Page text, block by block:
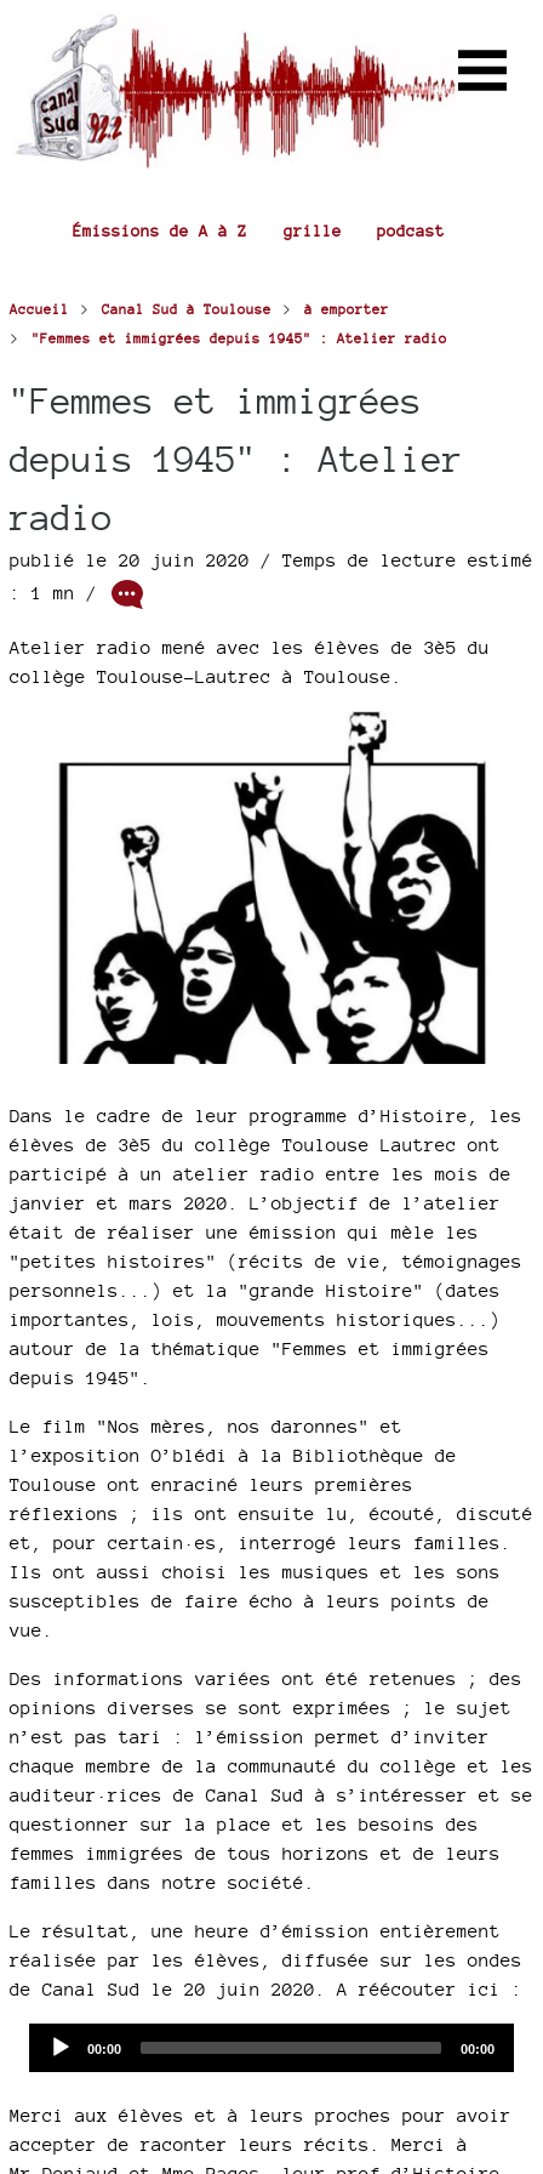
Émissions de A à Z grille podcast
Accueil > Canal Sud à Toulouse > à emporter
> "Femmes et immigrées depuis 1945" : Atelier radio
"Femmes et immigrées
depuis 1945" : Atelier
radio
publié le 20 juin 2020 / Temps de lecture estimé
: 1 mn /
Atelier radio mené avec les élèves de 3è5 du
collège Toulouse-Lautrec à Toulouse.
Dans le cadre de leur programme d’Histoire, les
élèves de 3è5 du collège Toulouse Lautrec ont
participé à un atelier radio entre les mois de
janvier et mars 2020. L’objectif de l’atelier
était de réaliser une émission qui mèle les
"petites histoires" (récits de vie, témoignages
personnels...) et la "grande Histoire" (dates
importantes, lois, mouvements historiques...)
autour de la thématique "Femmes et immigrées
depuis 1945".
Le film "Nos mères, nos daronnes" et
l’exposition O’blédi à la Bibliothèque de
Toulouse ont enraciné leurs premières
réflexions ; ils ont ensuite lu, écouté, discuté
et, pour certain·es, interrogé leurs familles.
Ils ont aussi choisi les musiques et les sons
susceptibles de faire écho à leurs points de
vue.
Des informations variées ont été retenues ; des
opinions diverses se sont exprimées ; le sujet
n’est pas tari : l’émission permet d’inviter
chaque membre de la communauté du collège et les
auditeur·rices de Canal Sud à s’intéresser et se
questionner sur la place et les besoins des
femmes immigrées de tous horizons et de leurs
familles dans notre société.
Le résultat, une heure d’émission entièrement
réalisée par les élèves, diffusée sur les ondes
de Canal Sud le 20 juin 2020. A réécouter ici :
Current
00:00
Total
00:00
Merci aux élèves et à leurs proches pour avoir
accepter de raconter leurs récits. Merci à